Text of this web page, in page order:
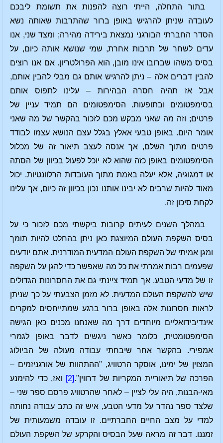
בתור התחלה, הייתי רוצה להפנות את תשומת ליבכם
לעובדה שניתן להרגיש באופן ברור שהתרבות שאותה נשא
הסדר החברתי הבורגני נמצאת בירידה מהירה; ומצד שני, אנו
עדים לשחר של תרבות אחרת, שמי שנושא אותה כיום, על
בסיס משהו שברובו אינו מובן, הוא הפרולטריון. אם אנו רוצים
להבין דברים אלה – ניתן להרגיש אותם גם מבלי להבין אותם,
אבל אז תהיה חסרה הבהירות – עלינו לתפוס אותם
בסימפטומים ובתופעות. הסימפטומים הם תמיד עניין של
פרטים; וזה מה שאני מבקש מכם לזכור בהקשר של מה שאני
אומר היום. באופן טבעי אאלץ בגלל עצם הנושא עצמו לבודד
פרטים מתוך השלם, אך אנסה לעצב תיאור זה של מכלול
הסימפטומים באופן כזה שהוא לא יוכל לפעול בכיוון של הסתה
או דמגוגיה, אלא יעלה באמת מתוך העובדות הרלוונטיות. יכול
מאוד להיות שרבים לא יבינו אותנו נכון בכיוון זה כיום, אך עלינו
לקחת סיכון זה.
במהלך השנים לעיתים קרובות ביקשתי מכם לזכור כי על
בסיס השקפת העולם המיוצגת כאן ניתן בהחלט להיות תומך
ומגן אמיתי של השקפת העולם המדעית המודרנית. אתם יודעים
שפעמים רבות אמרתי את כל מה שאפשר כדי להגן על השקפה
זו של מדעי הטבע. אך תמיד ציינתי גם את החסרונות הגדולים
שיש להשקפת העולם המדעית. לא מזמן הצבעתי על כך שניתן
לראות חסרונות אלה באופן ברור ברגע שמתייחסים למקרים
אינדיבידואליים מיוחדים דרך מה שאנחנו מכנים כאן הגישה
הסימפטומטית, כלומר כאשר ניגשים לדבר באופן לגמרי
אמפירי. בהקשר אחר שיבחתי עבודה מעולה של הביולוג
המצוין של ימינו, אוסקר הרטוויג, "ההתהוות של אורגניזמים –
הפרכה של תיאוריית המקריות של דרווין".[2]
ואז, כדי להימנע
מאי-הבנות, היה עלי לציין – לאחר שהרטוויג פרסם ספר שני –
שלצד ספר נהדר על מדעי הטבע, איש זה כתב עבודה נחותה
למדי על מצב החיים החברתיים. זו עובדה משמעותית של
זמננו. דבר זה מראה שעל הבסיס והקרקע של השקפת העולם